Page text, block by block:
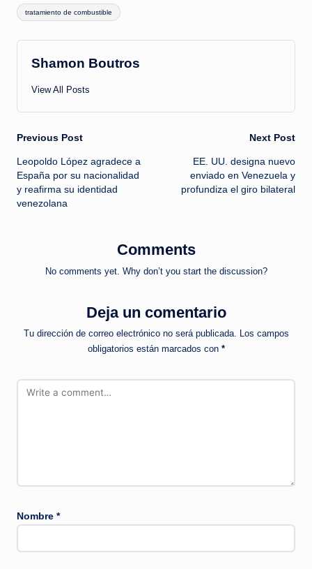
tratamiento de combustible
Shamon Boutros
View All Posts
Post
navigation
Previous Post
Leopoldo López agradece a
España por su nacionalidad
y reafirma su identidad
venezolana
Next Post
EE. UU. designa nuevo
enviado en Venezuela y
profundiza el giro bilateral
Comments
No comments yet. Why don’t you start the discussion?
Deja un comentario
Tu dirección de correo electrónico no será publicada. Los campos
obligatorios están marcados con *
Nombre *